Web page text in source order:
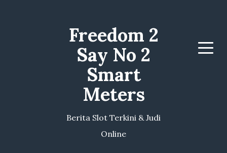
Freedom 2
Say No 2
Smart
Meters
Berita Slot Terkini & Judi
Online
Menu